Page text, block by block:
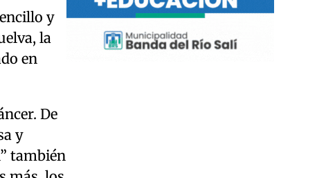
y
la
en
De
y
también